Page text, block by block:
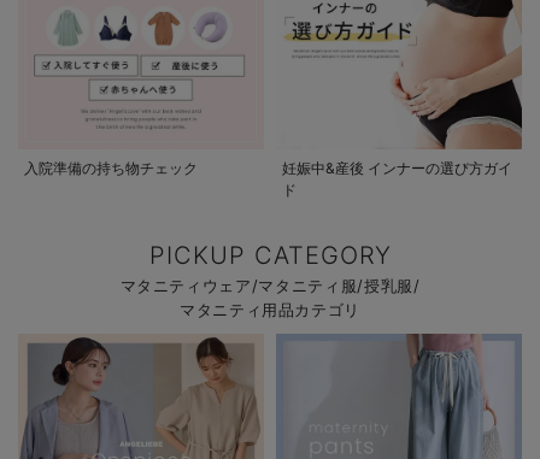
入院準備の持ち物チェック
妊娠中&産後 インナーの選び方ガイ
ド
PICKUP CATEGORY
マタニティウェア/マタニティ服/授乳服/
マタニティ用品カテゴリ